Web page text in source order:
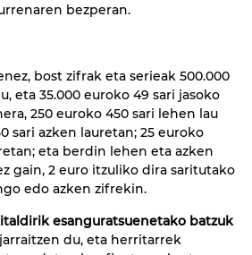
bezperan.
bost zifrak eta serieak 500.000
eta 35.000 euroko 49 sari jasoko
250 euroko 450 sari lehen lau
sari azken lauretan; 25 euroko
eta berdin lehen eta azken
gain, 2 euro itzuliko dira saritutako
edo azken zifrekin.
esanguratsuenetako batzuk
jarraitzen du, eta herritarrek